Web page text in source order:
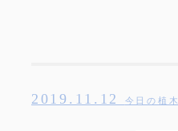
2019.11.12 今日の植